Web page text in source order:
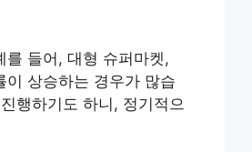
를 들어, 대형 슈퍼마켓,
상승하는 경우가 많습
행하기도 하니, 정기적으